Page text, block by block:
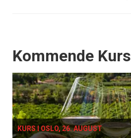
Events
Kommende Kurs
KURS I OSLO, 26. AUGUST